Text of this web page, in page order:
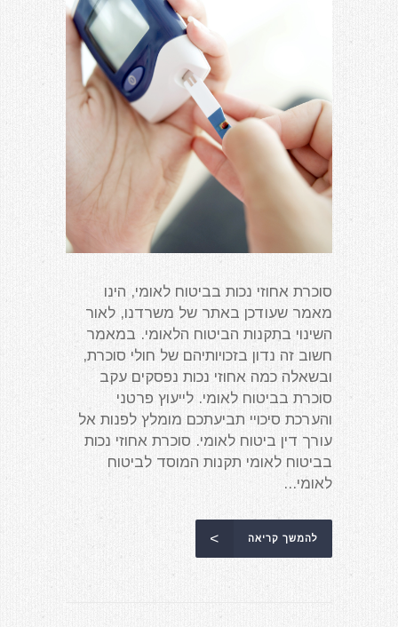
סוכרת אחוזי נכות בביטוח לאומי, הינו
מאמר שעודכן באתר של משרדנו, לאור
השינוי בתקנות הביטוח הלאומי. במאמר
חשוב זה נדון בזכויותיהם של חולי סוכרת,
ובשאלה כמה אחוזי נכות נפסקים עקב
סוכרת בביטוח לאומי. לייעוץ פרטני
והערכת סיכויי תביעתכם מומלץ לפנות אל
עורך דין ביטוח לאומי. סוכרת אחוזי נכות
בביטוח לאומי תקנות המוסד לביטוח
לאומי...
להמשך קריאה